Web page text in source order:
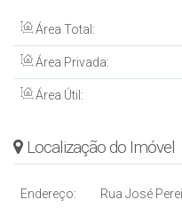
Área Total:
Área Privada:
Área Útil:
Localização do Imóvel
Endereço: Rua José